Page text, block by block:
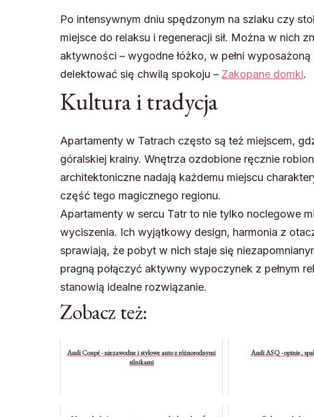
Po intensywnym dniu spędzonym na szlaku czy
miejsce do relaksu i regeneracji sił. Można w nich
aktywności – wygodne łóżko, w pełni
delektować się chwilą spokoju – Zakopane domki.
Kultura i tradycja
Apartamenty w Tatrach często są też miejscem,
góralskiej krainy. Wnętrza ozdobione ręcznie
architektoniczne nadają każdemu miejscu
część tego magicznego regionu.
Apartamenty w sercu Tatr to nie tylko noclegowe
wyciszenia. Ich wyjątkowy design, harmonia z
sprawiają, że pobyt w nich staje się
pragną połączyć aktywny wypoczynek z pełnym
stanowią idealne rozwiązanie.
Zobacz też:
Audi Coupé - niezawodne i stylowe auto z różnorodnymi
silnikami
Audi ASQ - opinie,